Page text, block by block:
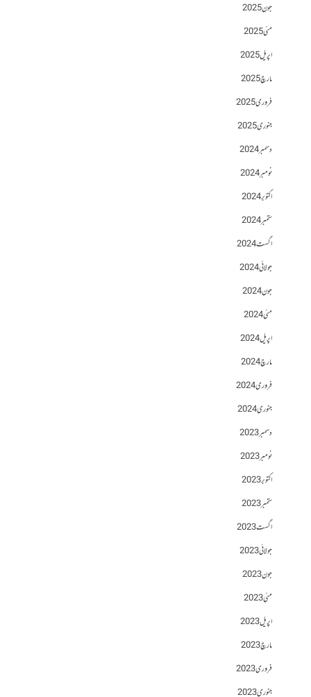
جون 2025
مئی 2025
اپریل 2025
مارچ 2025
فروری 2025
جنوری 2025
دسمبر 2024
نومبر 2024
اکتوبر 2024
ستمبر 2024
اگست 2024
جولائی 2024
جون 2024
مئی 2024
اپریل 2024
مارچ 2024
فروری 2024
جنوری 2024
دسمبر 2023
نومبر 2023
اکتوبر 2023
ستمبر 2023
اگست 2023
جولائی 2023
جون 2023
مئی 2023
اپریل 2023
مارچ 2023
فروری 2023
جنوری 2023